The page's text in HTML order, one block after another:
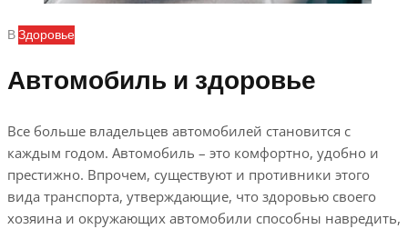
ВЗдоровье
Автомобиль и здоровье
Все больше владельцев автомобилей становится с
каждым годом. Автомобиль – это комфортно, удобно и
престижно. Впрочем, существуют и противники этого
вида транспорта, утверждающие, что здоровью своего
хозяина и окружающих автомобили способны навредить,